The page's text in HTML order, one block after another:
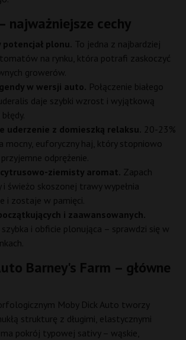
najważniejsze cechy
plonu. To jedna z najbardziej
na rynku, która potrafi zaskoczyć
growerów.
w wersji auto. Połączenie białego
daje szybki wzrost i wyjątkową
uderzenie z domieszką relaksu. 20-23%
mocny, euforyczny haj, który stopniowo
odprężenie.
ziemisty aromat. Zapach
i świeżo skoszonej trawy wypełnia
i zostaje w pamięci.
i zaawansowanych.
szybka i obficie plonująca – sprawdzi się w
Barney's Farm – główne
Moby Dick Auto tworzy
strukturę z długimi, elastycznymi
ma pokrój typowej sativy – wąskie,